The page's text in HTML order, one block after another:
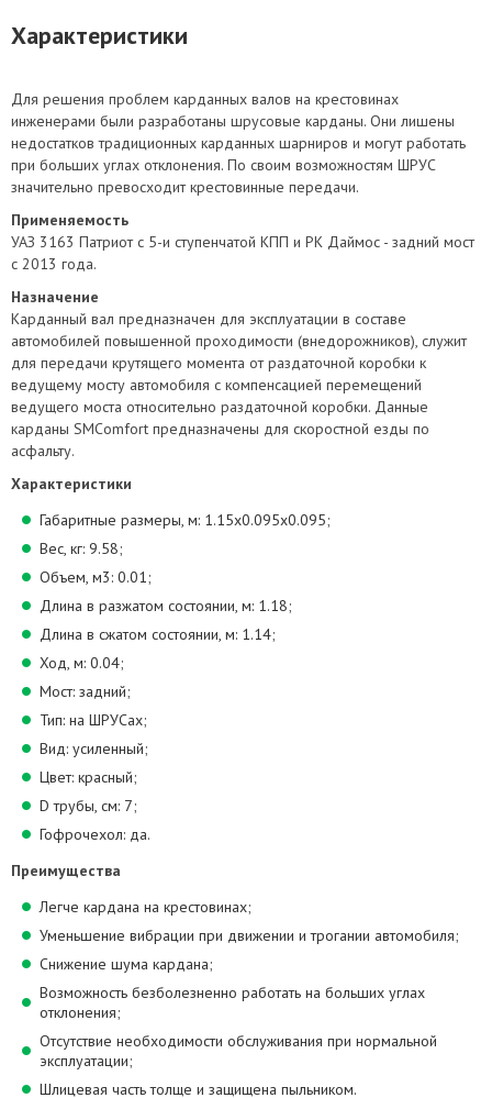
Характеристики
Для решения проблем карданных валов на крестовинах
инженерами были разработаны шрусовые карданы. Они лишены
недостатков традиционных карданных шарниров и могут работать
при больших углах отклонения. По своим возможностям ШРУС
значительно превосходит крестовинные передачи.
Применяемость
УАЗ 3163 Патриот с 5-и ступенчатой КПП и РК Даймос - задний мост
с 2013 года.
Назначение
Карданный вал предназначен для эксплуатации в составе
автомобилей повышенной проходимости (внедорожников), служит
для передачи крутящего момента от раздаточной коробки к
ведущему мосту автомобиля с компенсацией перемещений
ведущего моста относительно раздаточной коробки. Данные
карданы SMComfort предназначены для скоростной езды по
асфальту.
Характеристики
Габаритные размеры, м: 1.15х0.095х0.095;
Вес, кг: 9.58;
Объем, м3: 0.01;
Длина в разжатом состоянии, м: 1.18;
Длина в сжатом состоянии, м: 1.14;
Ход, м: 0.04;
Мост: задний;
Тип: на ШРУСах;
Вид: усиленный;
Цвет: красный;
D трубы, см: 7;
Гофрочехол: да.
Преимущества
Легче кардана на крестовинах;
Уменьшение вибрации при движении и трогании автомобиля;
Снижение шума кардана;
Возможность безболезненно работать на больших углах
отклонения;
Отсутствие необходимости обслуживания при нормальной
эксплуатации;
Шлицевая часть толще и защищена пыльником.